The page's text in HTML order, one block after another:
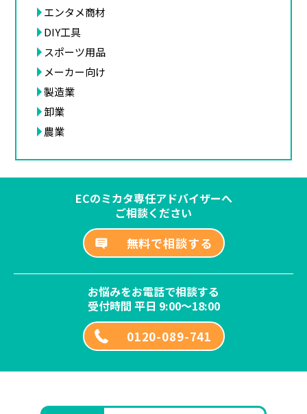
エンタメ商材
DIY工具
スポーツ用品
メーカー向け
製造業
卸業
農業
ECのミカタ専任アドバイザーへ
ご相談ください
無料で相談する
お悩みをお電話で相談する
受付時間 平日 9:00～18:00
0120-089-741